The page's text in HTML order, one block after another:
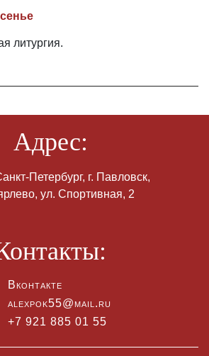
литургия.
Адрес:
Петербург, г. Павловск,
ул. Спортивная, 2
Вконтакте
alexpok55@mail.ru
+7 921 885 01 55